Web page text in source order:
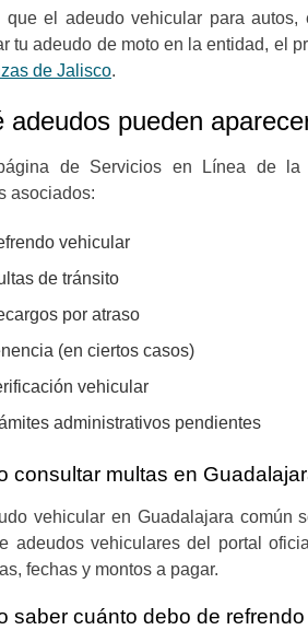
que el adeudo vehicular para
tu adeudo de moto en la entidad, el
de Jalisco.
adeudos pueden
de Servicios en Línea de la
asociados:
vehicular
de tránsito
por atraso
(en ciertos casos)
vehicular
administrativos pendientes
consultar multas en
vehicular en Guadalajara común
adeudos vehiculares del portal
fechas y montos a pagar.
saber cuánto debo de